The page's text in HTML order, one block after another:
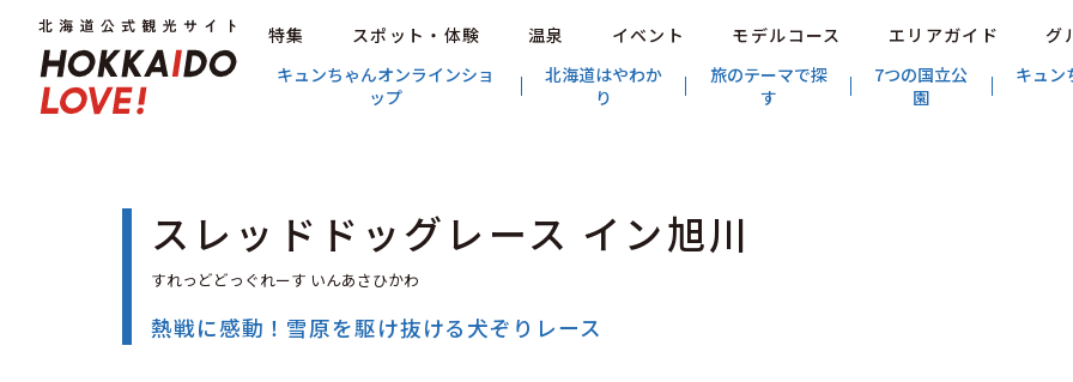
特集 スポット・体験 温泉 イベント モデルコース エリアガイド
グ
キュンちゃんオンラインショ
ップ
北海道はやわか
り
旅のテーマで探
す
7つの国立公
園
キュン
スレッドドッグレース イン旭川
熱戦に感動！雪原を駆け抜ける犬ぞりレース